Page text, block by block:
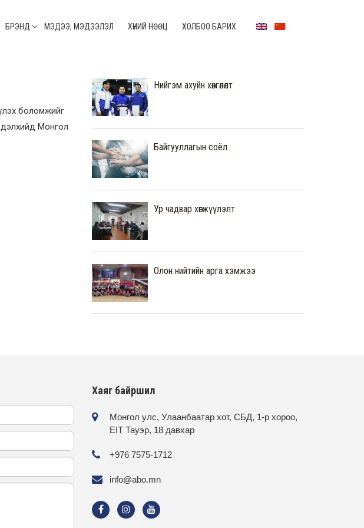
БРЭНД МЭДЭЭ, МЭДЭЭЛЭЛ ХҮНИЙ НӨӨЦ ХОЛБОО БАРИХ
боломжийг
дэлхийд Монгол
Нийгэм ахуйн хөнгөлөлт
Байгууллагын соёл
Ур чадвар хөгжүүлэлт
Олон нийтийн арга хэмжээ
Хаяг байршил
Монгол улс, Улаанбаатар хот, СБД, 1-р хороо,
EIT Тауэр, 18 давхар
+976 7575-1712
info@abo.mn